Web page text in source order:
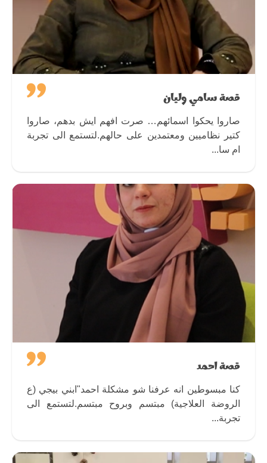
قصة سامي وليان
صاروا يحكوا اسمائهم… صرت افهم ايش بدهم، صاروا
كتير نظاميين ومعتمدين على حالهم.لتستمع الى تجربة
ام سا...
قصة احمد
كنا مبسوطين انه عرفنا شو مشكلة احمد"ابني بيجي (ع
الروضة العلاجية) مبتسم وبروح مبتسم.لتستمع الى
تجربة...